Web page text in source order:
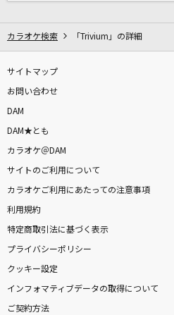
嫌々
HALVES
[生音]Velonica
Aqua Timez
カラオケ検索 「Trivium」の詳細
サイトマップ
お問い合わせ
DAM
DAM★とも
カラオケ＠DAM
サイトのご利用について
カラオケご利用にあたっての注意事項
利用規約
特定商取引法に基づく表示
プライバシーポリシー
クッキー設定
インフォマティブデータの取得について
ご契約方法